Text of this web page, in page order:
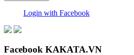
Login with Facebook
Facebook KAKATA.VN